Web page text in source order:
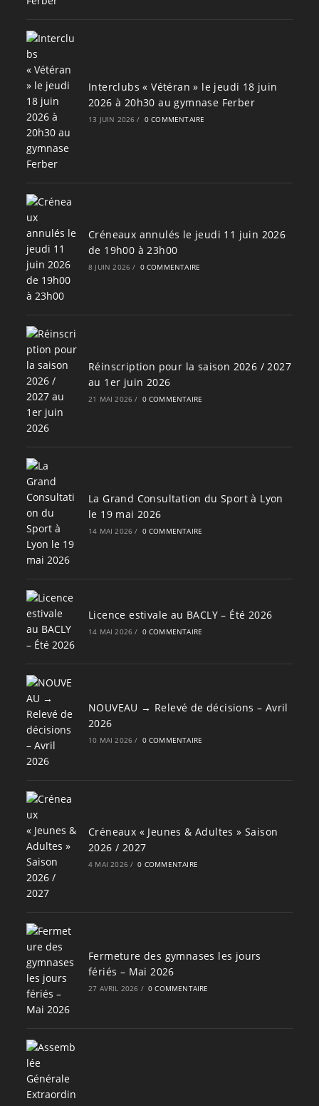
Interclubs « Vétéran » le jeudi 18 juin
2026 à 20h30 au gymnase Ferber
13 JUIN 2026 / 0 COMMENTAIRE
Créneaux annulés le jeudi 11 juin 2026
de 19h00 à 23h00
8 JUIN 2026 / 0 COMMENTAIRE
Réinscription pour la saison 2026 / 2027
au 1er juin 2026
21 MAI 2026 / 0 COMMENTAIRE
La Grand Consultation du Sport à Lyon
le 19 mai 2026
14 MAI 2026 / 0 COMMENTAIRE
Licence estivale au BACLY – Été 2026
14 MAI 2026 / 0 COMMENTAIRE
NOUVEAU → Relevé de décisions – Avril
2026
10 MAI 2026 / 0 COMMENTAIRE
Créneaux « Jeunes & Adultes » Saison
2026 / 2027
4 MAI 2026 / 0 COMMENTAIRE
Fermeture des gymnases les jours
fériés – Mai 2026
27 AVRIL 2026 / 0 COMMENTAIRE